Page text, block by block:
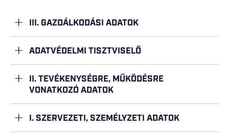
III. GAZDÁLKODÁSI ADATOK
ADATVÉDELMI TISZTVISELŐ
II. TEVÉKENYSÉGRE, MŰKÖDÉSRE
VONATKOZÓ ADATOK
I. SZERVEZETI, SZEMÉLYZETI ADATOK